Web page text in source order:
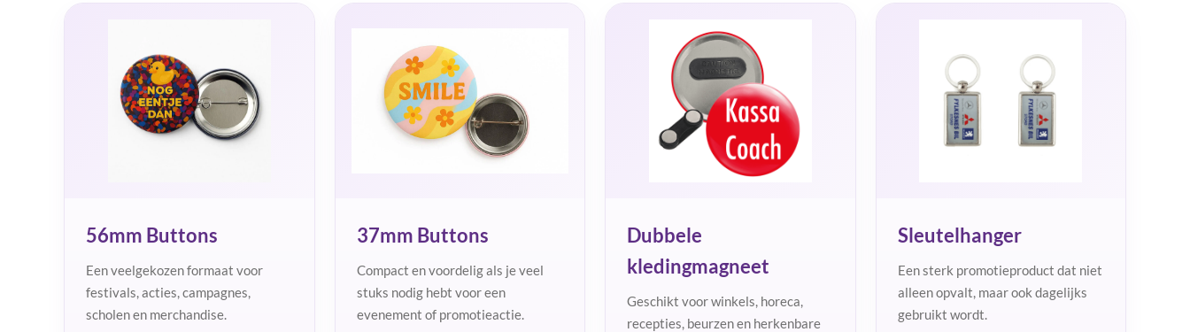
56mm Buttons
Een veelgekozen formaat voor
festivals, acties, campagnes,
scholen en merchandise.
37mm Buttons
Compact en voordelig als je veel
stuks nodig hebt voor een
evenement of promotieactie.
Dubbele
kledingmagneet
Geschikt voor winkels, horeca,
recepties, beurzen en herkenbare
Sleutelhanger
Een sterk promotieproduct dat niet
alleen opvalt, maar ook dagelijks
gebruikt wordt.